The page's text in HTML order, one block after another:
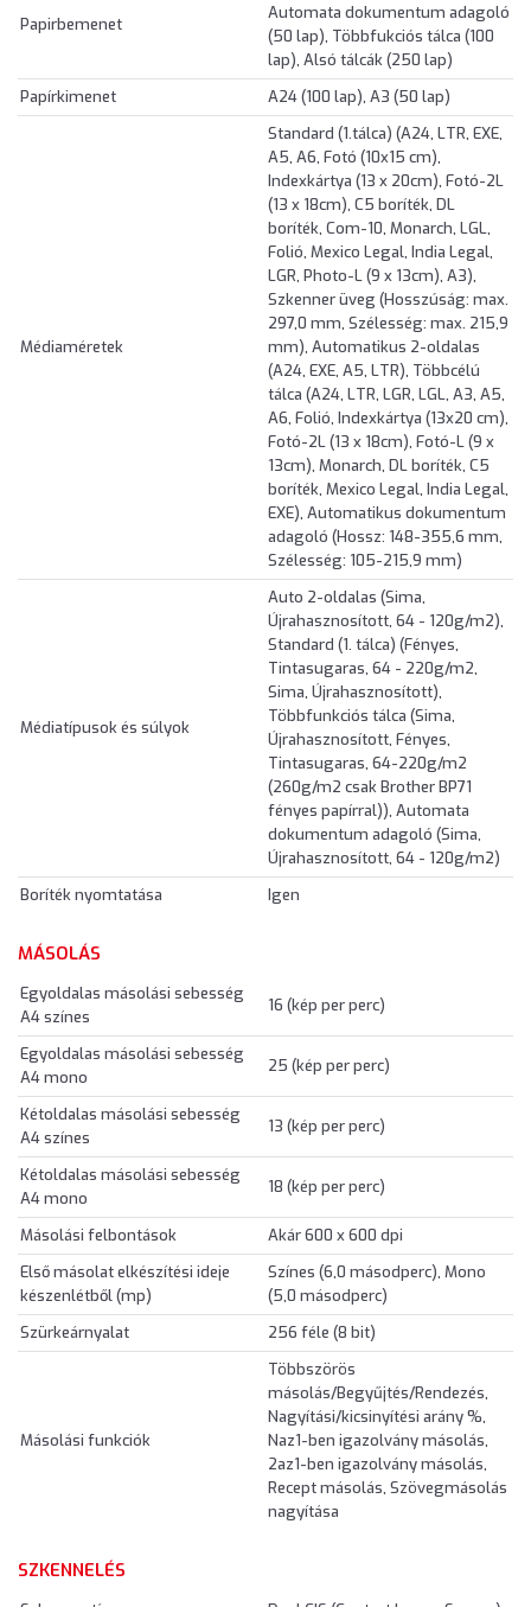
Papirbemenet
Automata dokumentum adagoló
(50 lap), Többfukciós tálca (100
lap), Alsó tálcák (250 lap)
Papírkimenet
A24 (100 lap), A3 (50 lap)
Médiaméretek
Standard (1.tálca) (A24, LTR, EXE,
A5, A6, Fotó (10x15 cm),
Indexkártya (13 x 20cm), Fotó-2L
(13 x 18cm), C5 boríték, DL
boríték, Com-10, Monarch, LGL,
Folió, Mexico Legal, India Legal,
LGR, Photo-L (9 x 13cm), A3),
Szkenner üveg (Hosszúság: max.
297,0 mm, Szélesség: max. 215,9
mm), Automatikus 2-oldalas
(A24, EXE, A5, LTR), Többcélú
tálca (A24, LTR, LGR, LGL, A3, A5,
A6, Folió, Indexkártya (13x20 cm),
Fotó-2L (13 x 18cm), Fotó-L (9 x
13cm), Monarch, DL boríték, C5
boríték, Mexico Legal, India Legal,
EXE), Automatikus dokumentum
adagoló (Hossz: 148-355,6 mm,
Szélesség: 105-215,9 mm)
Médiatípusok és súlyok
Auto 2-oldalas (Sima,
Újrahasznosított, 64 - 120g/m2),
Standard (1. tálca) (Fényes,
Tintasugaras, 64 - 220g/m2,
Sima, Újrahasznosított),
Többfunkciós tálca (Sima,
Újrahasznosított, Fényes,
Tintasugaras, 64-220g/m2
(260g/m2 csak Brother BP71
fényes papírral)), Automata
dokumentum adagoló (Sima,
Újrahasznosított, 64 - 120g/m2)
Boríték nyomtatása
Igen
MÁSOLÁS
Egyoldalas másolási sebesség
A4 színes
16 (kép per perc)
Egyoldalas másolási sebesség
A4 mono
25 (kép per perc)
Kétoldalas másolási sebesség
A4 színes
13 (kép per perc)
Kétoldalas másolási sebesség
A4 mono
18 (kép per perc)
Másolási felbontások
Akár 600 x 600 dpi
Első másolat elkészítési ideje
készenlétből (mp)
Színes (6,0 másodperc), Mono
(5,0 másodperc)
Szürkeárnyalat
256 féle (8 bit)
Másolási funkciók
Többszörös
másolás/Begyűjtés/Rendezés,
Nagyítási/kicsinyítési arány %,
Naz1-ben igazolvány másolás,
2az1-ben igazolvány másolás,
Recept másolás, Szövegmásolás
nagyítása
SZKENNELÉS